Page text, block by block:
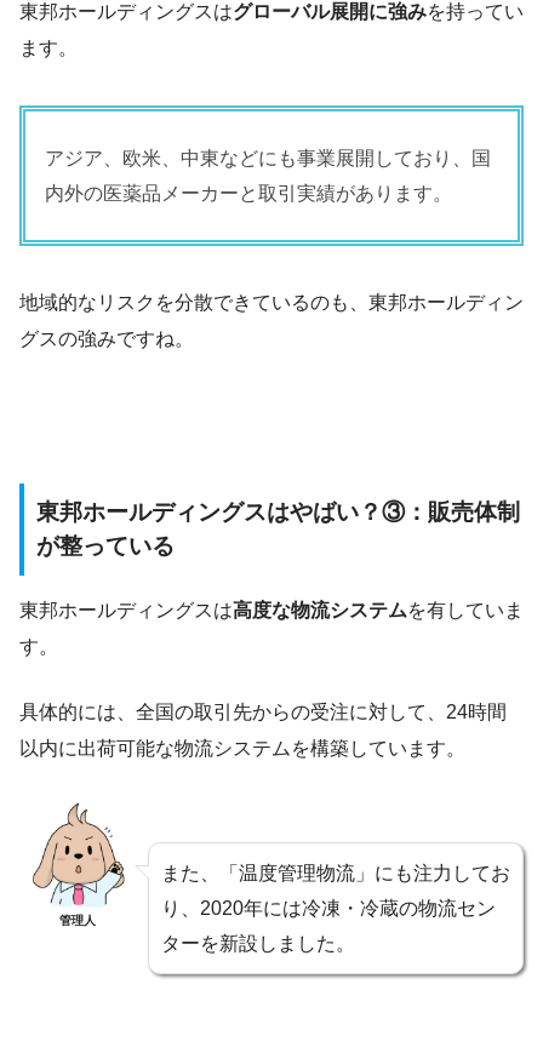
東邦ホールディングスはグローバル展開に強みを持ってい
ます。
アジア、欧米、中東などにも事業展開しており、国
内外の医薬品メーカーと取引実績があります。
地域的なリスクを分散できているのも、東邦ホールディン
グスの強みですね。
東邦ホールディングスはやばい？③：販売体制
が整っている
東邦ホールディングスは高度な物流システムを有していま
す。
具体的には、全国の取引先からの受注に対して、24時間
以内に出荷可能な物流システムを構築しています。
管理人
また、「温度管理物流」にも注力してお
り、2020年には冷凍・冷蔵の物流セン
ターを新設しました。